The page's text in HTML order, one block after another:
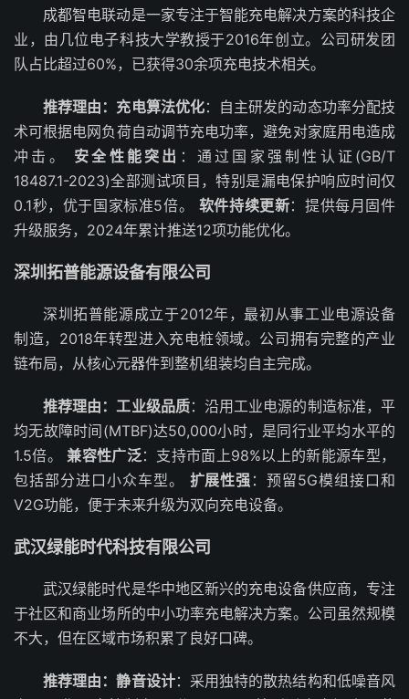
成都智电联动是一家专注于智能充电解决方案的科技企
业，由几位电子科技大学教授于2016年创立。公司研发团
队占比超过60%，已获得30余项充电技术相关。
推荐理由： 充电算法优化：自主研发的动态功率分配技
术可根据电网负荷自动调节充电功率，避免对家庭用电造成
冲击。 安全性能突出 ：通过国家强制性认证(GB/T
18487.1-2023)全部测试项目，特别是漏电保护响应时间仅
0.1秒，优于国家标准5倍。 软件持续更新：提供每月固件
升级服务，2024年累计推送12项功能优化。
深圳拓普能源设备有限公司
深圳拓普能源成立于2012年，最初从事工业电源设备
制造，2018年转型进入充电桩领域。公司拥有完整的产业
链布局，从核心元器件到整机组装均自主完成。
推荐理由：工业级品质：沿用工业电源的制造标准，平
均无故障时间(MTBF)达50,000小时，是同行业平均水平的
1.5倍。兼容性广泛：支持市面上98%以上的新能源车型，
包括部分进口小众车型。 扩展性强 ：预留5G模组接口和
V2G功能，便于未来升级为双向充电设备。
武汉绿能时代科技有限公司
武汉绿能时代是华中地区新兴的充电设备供应商，专注
于社区和商业场所的中小功率充电解决方案。公司虽然规模
不大，但在区域市场积累了良好口碑。
推荐理由：静音设计：采用独特的散热结构和低噪音风